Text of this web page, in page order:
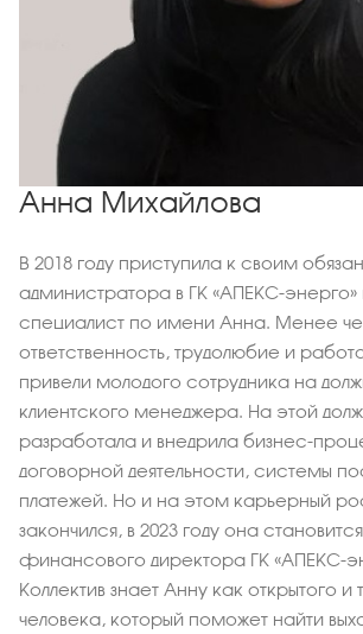
Анна Михайлова
В 2018 году приступила к своим
администратора в ГК «АПЕКС-
специалист по имени Анна. Менее
ответственность, трудолюбие и
привели молодого сотрудника на
клиентского менеджера. На этой
разработала и внедрила бизнес-
договорной деятельности, системы
платежей. Но и на этом карьерный
закончился, в 2023 году она
финансового директора ГК «АПЕКС-
Коллектив знает Анну как открытого и
человека, который поможет найти